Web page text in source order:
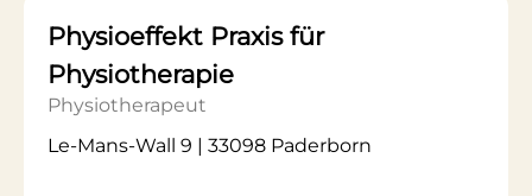
Physioeffekt Praxis für
Physiotherapie
Physiotherapeut
Le-Mans-Wall 9 | 33098 Paderborn